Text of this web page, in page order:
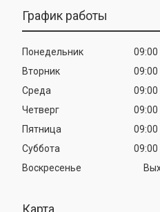
График работы
Понедельник 09:00
Вторник
09:00
Среда
09:00
Четверг
09:00
Пятница
09:00
Суббота
09:00
Воскресенье
Карта